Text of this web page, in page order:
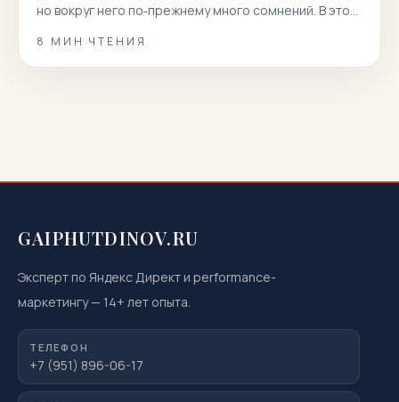
но вокруг него по‑прежнему много сомнений. В этой
пациентов и даем короткие, точные и полезные
ответы. Вы узнаете, как подготовиться к
8 МИН ЧТЕНИЯ
GAIPHUTDINOV.RU
Эксперт по Яндекс Директ и performance-
маркетингу— 14+ лет опыта.
ТЕЛЕФОН
+7 (951) 896-06-17